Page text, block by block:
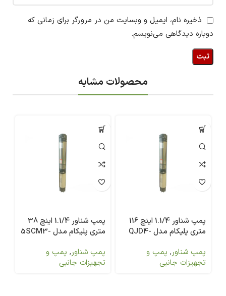
ذخیره نام، ایمیل و وبسایت من در مرورگر برای زمانی که
دوباره دیدگاهی می‌نویسم.
محصولات مشابه
پمپ شناور 1.1/4 اینچ 116
متری پلیکام مدل QJD4-
پمپ شناور, پمپ و
تجهیزات جانبی
پمپ شناور 1.1/4 اینچ 38
متری پلیکام مدل 5SCM3-
پمپ شناور, پمپ و
تجهیزات جانبی